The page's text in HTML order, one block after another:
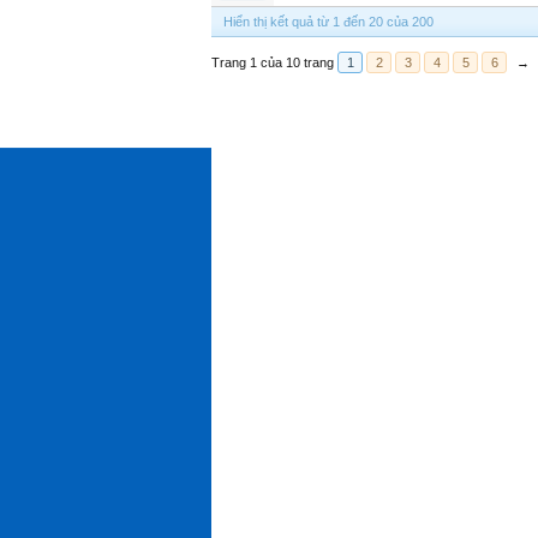
Hiển thị kết quả từ 1 đến 20 của 200
Trang 1 của 10 trang 1 2 3 4 5 6 →